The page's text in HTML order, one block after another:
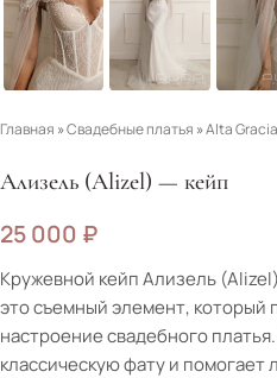
Главная »Свадебные платья »Alta Gracia
Ализель (Alizel) — кейп
25 000 ₽
Кружевной кейп Ализель
это съемный элемент, который
настроение свадебного
классическую фату и помогает